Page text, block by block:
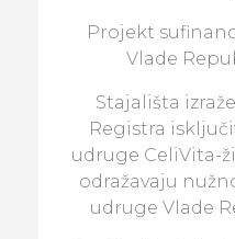
Projekt
Vlade
Stajališta
Registra
udruge CeliVita-
odražavaju
udruge Vlade